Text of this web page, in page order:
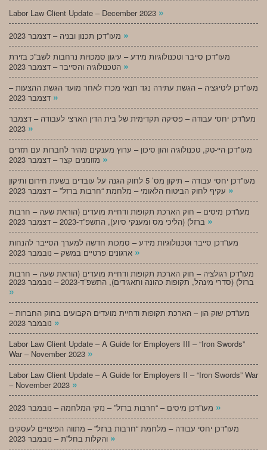
Labor Law Client Update – December 2023 »
»
מעו”דכן סייבר וטכנולוגיות מידע – עיגון סמכויות נרחבות לשב”כ בזירת
»
מעו”דכן ליטיגציה – הגשת עתירה נגד תנאי מכרז לאחר מועד הגשת ההצעות –
»
מעו”דכן יחסי עבודה – פסיקה תקדימית של בית הדין הארצי לעבודה – דצמבר
»
מעו”דכן היי-טק, טכנולוגיה והון סיכון – ערוץ מענקים מהיר לחברות עם תזרים
»
מעו”דכן יחסי עבודה – תיקון מס’ 5 לחוק הגנה על עובדים בשעת חירום ותיקון
»
מעו”דכן מיסים – חוק הארכת תקופות ודחיית מועדים (הוראת שעה – חרבות
»
מעו”דכן סייבר וטכנולוגיות מידע – סמכות חדשה למערך הסייבר להנחות
»
מעו”דכן רגולציה – חוק הארכת תקופות ודחיית מועדים (הוראת שעה – חרבות
ברזל) (סדרי מינהל, תקופות כהונה ותאגידים), התשפ”ד-2023 – נובמבר 2023
»
מעו”דכן שוק הון – הארכת תקופות ודחיית מועדים הקבועים בחוק החברות –
»
Labor Law Client Update – A Guide for Employers III – “Iron Swords”
War – November 2023 »
Labor Law Client Update – A Guide for Employers II – “Iron Swords” War
– November 2023 »
»
מעו”דכן יחסי עבודה – מלחמת “חרבות ברזל” – מתווה הפיצויים לעסקים
»